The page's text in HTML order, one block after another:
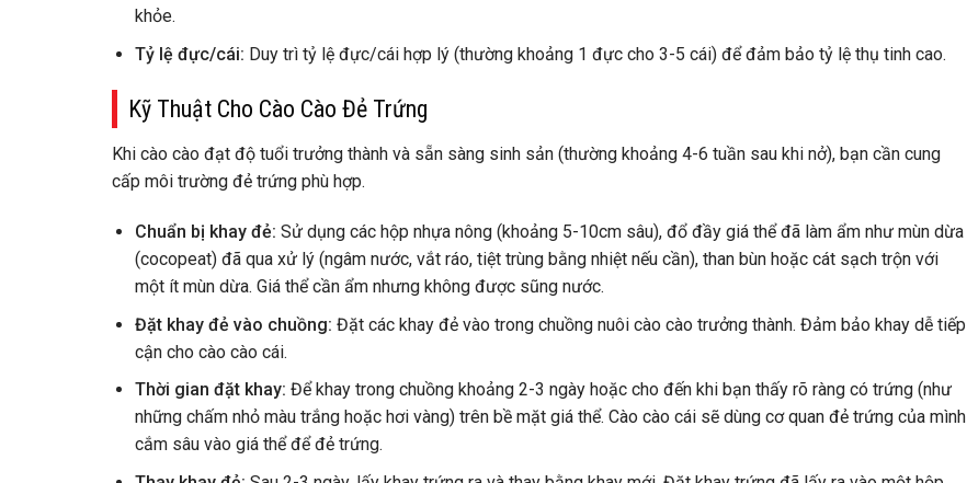
khỏe.
Tỷ lệ đực/cái: Duy trì tỷ lệ đực/cái hợp lý (thường khoảng 1 đực cho 3-5 cái) để đảm bảo tỷ lệ thụ tinh cao.
Kỹ Thuật Cho Cào Cào Đẻ Trứng
Khi cào cào đạt độ tuổi trưởng thành và sẵn sàng sinh sản (thường khoảng 4-6 tuần sau khi nở), bạn cần cung
cấp môi trường đẻ trứng phù hợp.
Chuẩn bị khay đẻ: Sử dụng các hộp nhựa nông (khoảng 5-10cm sâu), đổ đầy giá thể đã làm ẩm như mùn dừa
(cocopeat) đã qua xử lý (ngâm nước, vắt ráo, tiệt trùng bằng nhiệt nếu cần), than bùn hoặc cát sạch trộn với
một ít mùn dừa. Giá thể cần ẩm nhưng không được sũng nước.
Đặt khay đẻ vào chuồng: Đặt các khay đẻ vào trong chuồng nuôi cào cào trưởng thành. Đảm bảo khay dễ tiếp
cận cho cào cào cái.
Thời gian đặt khay: Để khay trong chuồng khoảng 2-3 ngày hoặc cho đến khi bạn thấy rõ ràng có trứng (như
những chấm nhỏ màu trắng hoặc hơi vàng) trên bề mặt giá thể. Cào cào cái sẽ dùng cơ quan đẻ trứng của mình
cắm sâu vào giá thể để đẻ trứng.